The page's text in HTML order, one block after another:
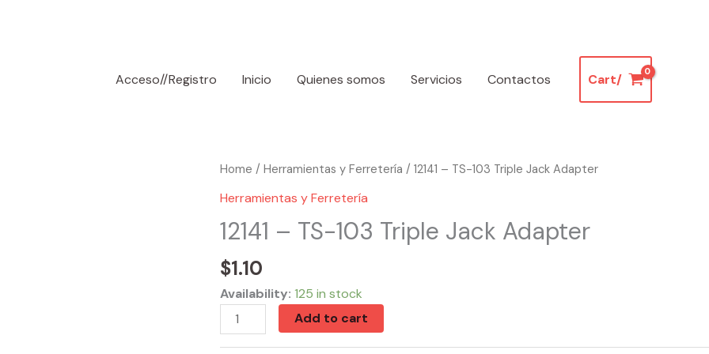
Acceso//Registro
Inicio Quienes somos Servicios Contactos Cart/
Home / Herramientas y Ferretería / 12141 – TS-103 Triple Jack Adapter
Herramientas y Ferretería
12141 – TS-103 Triple Jack Adapter
$1.10
Availability: 125 in stock
12141
-
103
Jack
Adapter
quantity
Add to cart